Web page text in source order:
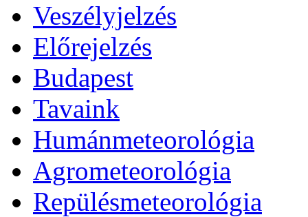
Veszélyjelzés
Előrejelzés
Budapest
Tavaink
Humánmeteorológia
Agrometeorológia
Repülésmeteorológia